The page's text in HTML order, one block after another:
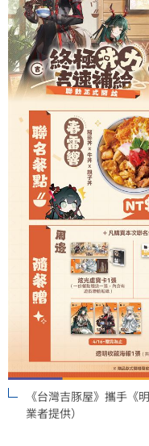
《台灣吉豚屋》攜手《
業者提供）